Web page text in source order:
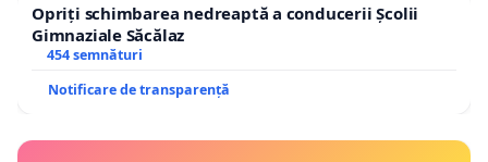
Opriți schimbarea nedreaptă a conducerii Școlii
Gimnaziale Săcălaz
454 semnături
Notificare de transparență